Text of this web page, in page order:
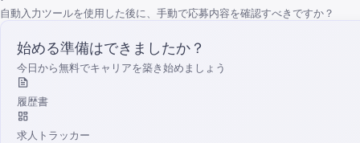
自動入力ツールを使用した後に、手動で応募内容を確認すべきですか？
始める準備はできましたか？
今日から無料でキャリアを築き始めましょう
履歴書
求人トラッカー